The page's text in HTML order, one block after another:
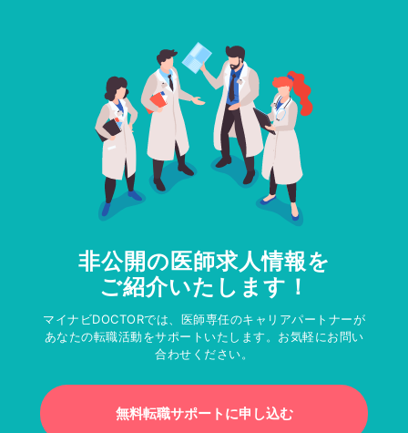
非公開の医師求人情報を
ご紹介いたします！
マイナビDOCTORでは、医師専任のキャリアパートナーが
あなたの転職活動をサポートいたします。お気軽にお問い
合わせください。
無料転職サポートに申し込む